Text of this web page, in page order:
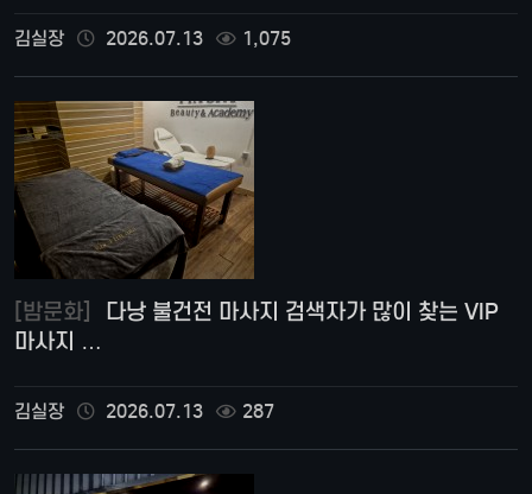
김실장 2026.07.13 1,075
[밤문화]
마사지 …
김실장 2026.07.13 287